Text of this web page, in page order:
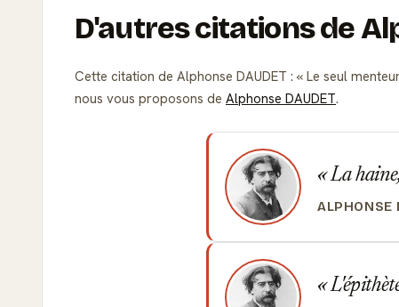
D'autres citations de
Cette citation de Alphonse DAUDET : Le seul
nous vous proposons de Alphonse DAUDET.
La
ALPHONSE